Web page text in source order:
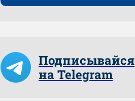
Подписывайся
на Telegram